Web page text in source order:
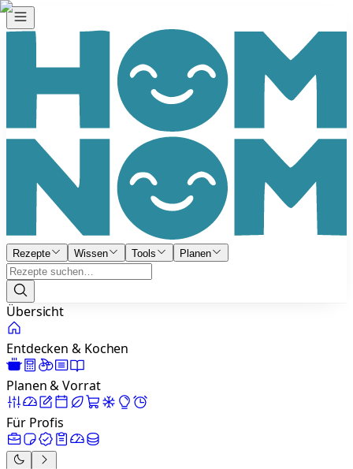
Rezepte Wissen Tools Planen
Übersicht
Entdecken & Kochen
Planen & Vorrat
Für Profis